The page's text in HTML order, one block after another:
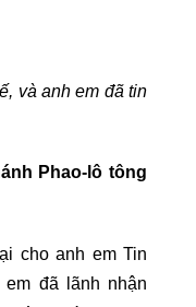
và anh em đã tin
Phao-lô tông
cho anh em Tin
đã lãnh nhận